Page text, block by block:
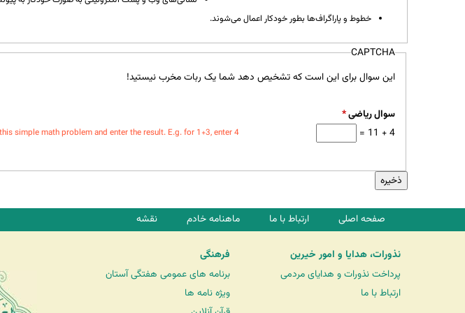
خطوط و پاراگراف‌ها بطور خودکار اعمال می‌شوند.
CAPTCHA
این سوال برای این است که تشخیص دهد شما یک ربات مخرب نیستید!
سوال ریاضی*
4 + 11 =
simple math problem and enter the result. E.g. for 1+3, enter 4.
صفحه اصلی ارتباط با ما ماهنامه خادم نقشه
نذورات، هدایا و امور خیرین
پرداخت نذورات و هدایای مردمی
ارتباط با ما
فرهنگی
برنامه های عمومی هفتگی آستان
ویژه نامه ها